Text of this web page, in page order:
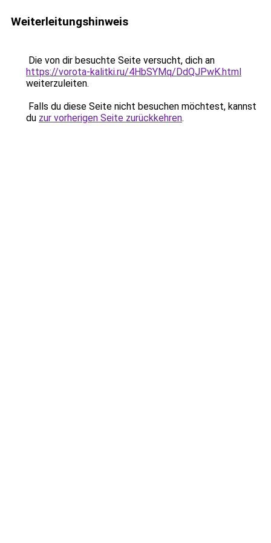
Weiterleitungshinweis
Die von dir besuchte Seite versucht, dich an
https://vorota-kalitki.ru/4HbSYMq/DdQJPwK.html
weiterzuleiten.
Falls du diese Seite nicht besuchen möchtest, kannst
du zur vorherigen Seite zurückkehren.